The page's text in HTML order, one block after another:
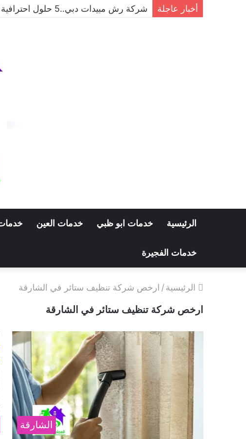
أخبار عاجلة شركة مكافحة الحمام في دبي..حلول
الرئيسية خدمات ابو ظبي خدمات العين
خدمات الفجيرة
الرئيسية/ ارخص شركة تنظيف ستائر في الشارقة
ارخص شركة تنظيف ستائر في الشارقة
الشارقة